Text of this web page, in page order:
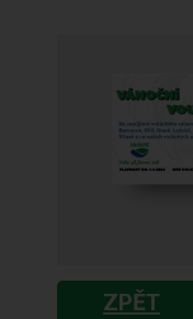
ZPĚT